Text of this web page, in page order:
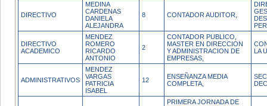
DIRECTIVO
MEDINA
CARDENAS
DANIELA
ALEJANDRA
8 CONTADOR AUDITOR,
DIRECTIVO
ACADEMICO
MENDEZ
ROMERO
RICARDO
ANTONIO
2
CONTADOR PUBLICO,
MASTER EN DIRECCION
Y ADMINISTRACION DE
EMPRESAS,
LA
ADMINISTRATIVOS
MENDEZ
VARGAS
PATRICIA
ISABEL
12
ENSEÑANZA MEDIA
COMPLETA,
PRIMERA JORNADA DE